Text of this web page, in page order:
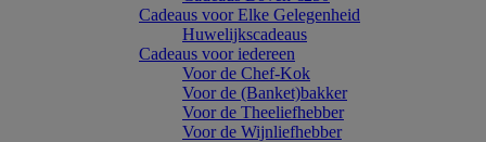
Cadeaus voor Elke Gelegenheid
Huwelijkscadeaus
Cadeaus voor iedereen
Voor de Chef-Kok
Voor de (Banket)bakker
Voor de Theeliefhebber
Voor de Wijnliefhebber